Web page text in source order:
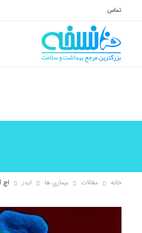
تماس
خانه مقالات بیماری ها ایدز اچ